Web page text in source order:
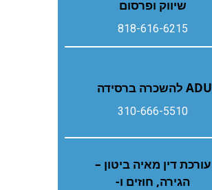
שיווק ופרסום
818-616-6215
ADU להשכרה ברסידה
310-666-5510
עורכת דין מאיה ביטון –
הגירה, חוזים ו-